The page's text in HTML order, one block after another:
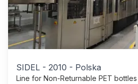
SIDEL - 2010 - Polska
Line for Non-Returnable PET bottles